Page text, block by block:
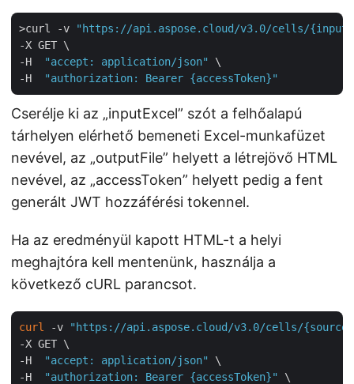
>curl -v
"https://api.aspose.cloud/v3.0/cells/
-X GET \
-H
"accept: application/json"
\
-H
"authorization: Bearer {accessToken}"
Cserélje ki az „inputExcel” szót a felhőalapú
tárhelyen elérhető bemeneti Excel-munkafüzet
nevével, az „outputFile” helyett a létrejövő HTML
nevével, az „accessToken” helyett pedig a fent
generált JWT hozzáférési tokennel.
Ha az eredményül kapott HTML-t a helyi
meghajtóra kell mentenünk, használja a
következő cURL parancsot.
curl -v
"https://api.aspose.cloud/v3.0/cells/
-X GET \
-H
"accept: application/json"
\
-H
"authorization: Bearer {accessToken}"
\